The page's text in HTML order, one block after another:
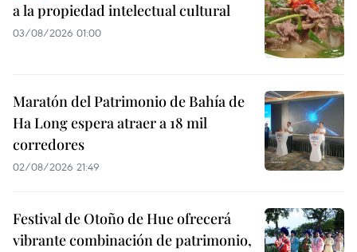
a la propiedad intelectual cultural
03/08/2026 01:00
Maratón del Patrimonio de Bahía de
Ha Long espera atraer a 18 mil
corredores
02/08/2026 21:49
Festival de Otoño de Hue ofrecerá
vibrante combinación de patrimonio,